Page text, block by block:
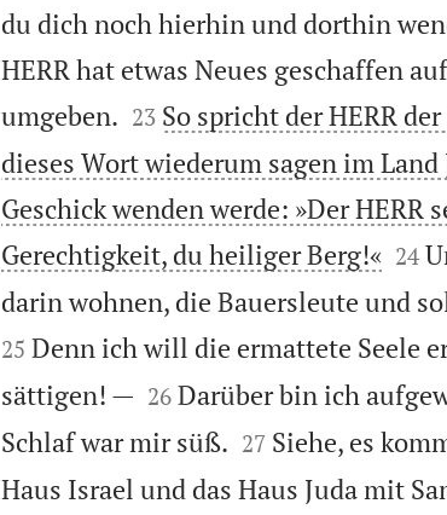
du dich noch hierhin und dorthin
HERR hat etwas Neues geschaffen
umgeben.
23 So spricht der HERR
dieses Wort wiederum sagen im
Geschick wenden werde: »Der HERR
Gerechtigkeit, du heiliger Berg!«
24
darin wohnen, die Bauersleute und
25 Denn ich will die ermattete Seele
sättigen! —
26 Darüber bin ich
Schlaf war mir süß.
27 Siehe, es
Haus Israel und das Haus Juda mit